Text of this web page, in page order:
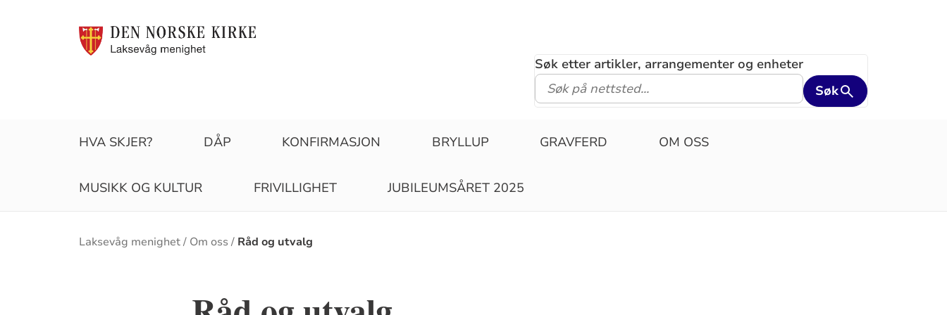
Søk etter artikler, arrangementer og enheter
Søk
HVA SKJER? DÅP KONFIRMASJON BRYLLUP GRAVFERD OM OSS
MUSIKK OG KULTUR FRIVILLIGHET JUBILEUMSÅRET 2025
Brødsmulesti
Laksevåg menighet Om oss Råd og utvalg